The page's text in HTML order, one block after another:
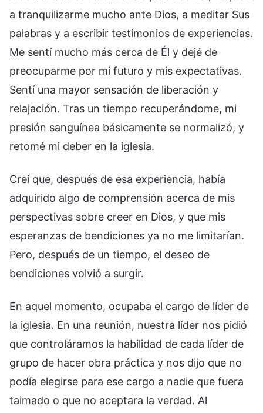
a tranquilizarme mucho ante Dios, a meditar Sus
palabras y a escribir testimonios de experiencias.
Me sentí mucho más cerca de Él y dejé de
preocuparme por mi futuro y mis expectativas.
Sentí una mayor sensación de liberación y
relajación. Tras un tiempo recuperándome, mi
presión sanguínea básicamente se normalizó, y
retomé mi deber en la iglesia.
Creí que, después de esa experiencia, había
adquirido algo de comprensión acerca de mis
perspectivas sobre creer en Dios, y que mis
esperanzas de bendiciones ya no me limitarían.
Pero, después de un tiempo, el deseo de
bendiciones volvió a surgir.
En aquel momento, ocupaba el cargo de líder de
la iglesia. En una reunión, nuestra líder nos pidió
que controláramos la habilidad de cada líder de
grupo de hacer obra práctica y nos dijo que no
podía elegirse para ese cargo a nadie que fuera
taimado o que no aceptara la verdad. Al